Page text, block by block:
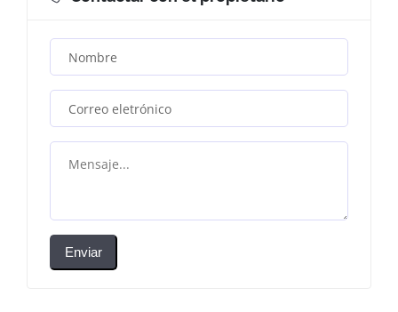
Enviar